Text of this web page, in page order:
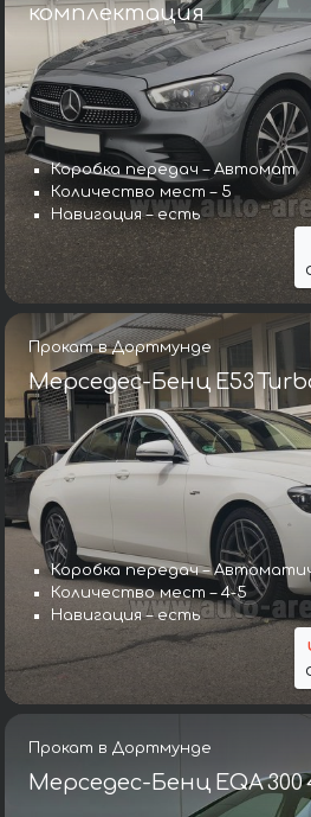
комплектация
Коробка передач – Автомат
Количество мест – 5
Навигация – есть
Прокат в Дортмунде
Мерседес-Бенц E53
Коробка передач –
Количество мест – 4-5
Навигация – есть
Прокат в Дортмунде
Мерседес-Бенц EQA 300